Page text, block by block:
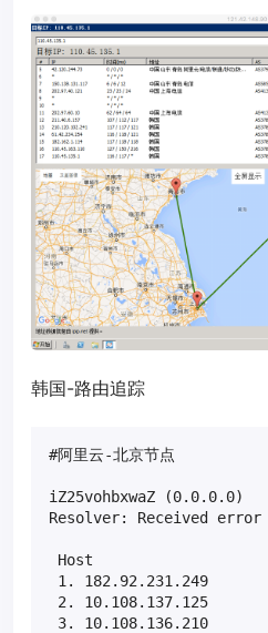
韩国-路由追踪
#阿里云-北京节点
iZ25vohbxwaZ
Resolver: Received
Host
1. 182.92.231.249
2. 10.108.137.125
3. 10.108.136.210